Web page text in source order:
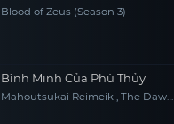
Blood of Zeus (Season 3)
Bình Minh Của Phù Thủy
Mahoutsukai Reimeiki, The Dawn